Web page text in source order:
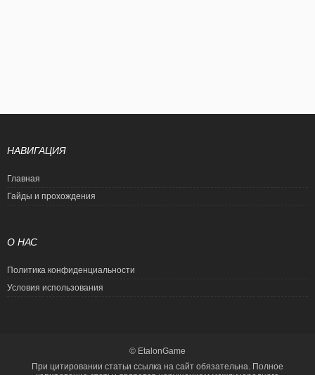
НАВИГАЦИЯ
Главная
Гайды и прохождения
О НАС
Политика конфиденциальности
Условия использования
© EtalonGame
При цитировании статьи ссылка на сайт обязательна. Полное